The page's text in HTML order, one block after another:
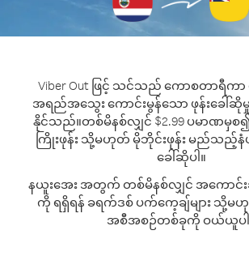
Viber Out ဖြင့် သင်သည် ကောစတာရီက
အရည်အသွေး ကောင်းမွန်သော ဖုန်းခေါ်ဆိုမှု
နိုင်သည်။တစ်မိနစ်လျှင် $2.99 ပမာဏမှစ၍
ကြိုးဖုန်း သို့မဟုတ် မိုဘိုင်းဖုန်း မည်သည့်နံ
ခေါ်ဆိုပါ။
နယူးအေး အတွက် တစ်မိနစ်လျှင် အကောင်းဆုံ
ကို ရရှိရန် ခရက်ဒစ် ပက်ကေ့ချ်များ သို့မ
အစီအစဉ်တစ်ခုကို ဝယ်ယူပါ